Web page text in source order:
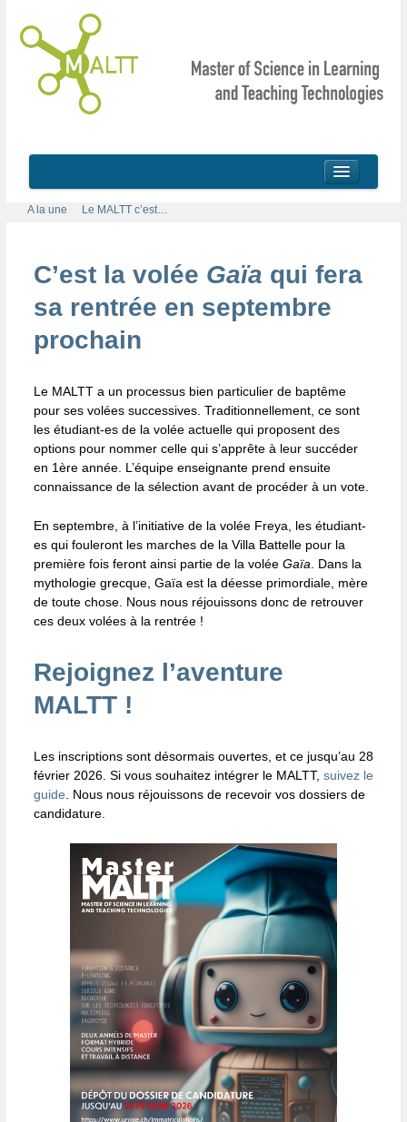
Le MALTT c’est…
Futur-es étudiant-es
Séance d’information
Programme
Liste des cours
Enseignant-es et collaborateurs – trices
Débouchés
Infos pratiques
Déclaration de Bologne et ECTS
Foire aux questions (FAQ)
Anciens étudiants
Mémoires de fin d’études du MALTT
Parcours d’anciens étudiants
Témoignages
A la une Le MALTT c’est…
C’est la volée Gaïa qui fera
sa rentrée en septembre
prochain
Le MALTT a un processus bien particulier de baptême
pour ses volées successives. Traditionnellement, ce sont
les étudiant-es de la volée actuelle qui proposent des
options pour nommer celle qui s’apprête à leur succéder
en 1ère année. L’équipe enseignante prend ensuite
connaissance de la sélection avant de procéder à un vote.
En septembre, à l’initiative de la volée Freya, les étudiant-
es qui fouleront les marches de la Villa Battelle pour la
première fois feront ainsi partie de la volée Gaïa . Dans la
mythologie grecque, Gaïa est la déesse primordiale, mère
de toute chose. Nous nous réjouissons donc de retrouver
ces deux volées à la rentrée !
Rejoignez l’aventure
MALTT !
Les inscriptions sont désormais ouvertes, et ce jusqu’au 28
février 2026. Si vous souhaitez intégrer le MALTT, suivez le
guide . Nous nous réjouissons de recevoir vos dossiers de
candidature.